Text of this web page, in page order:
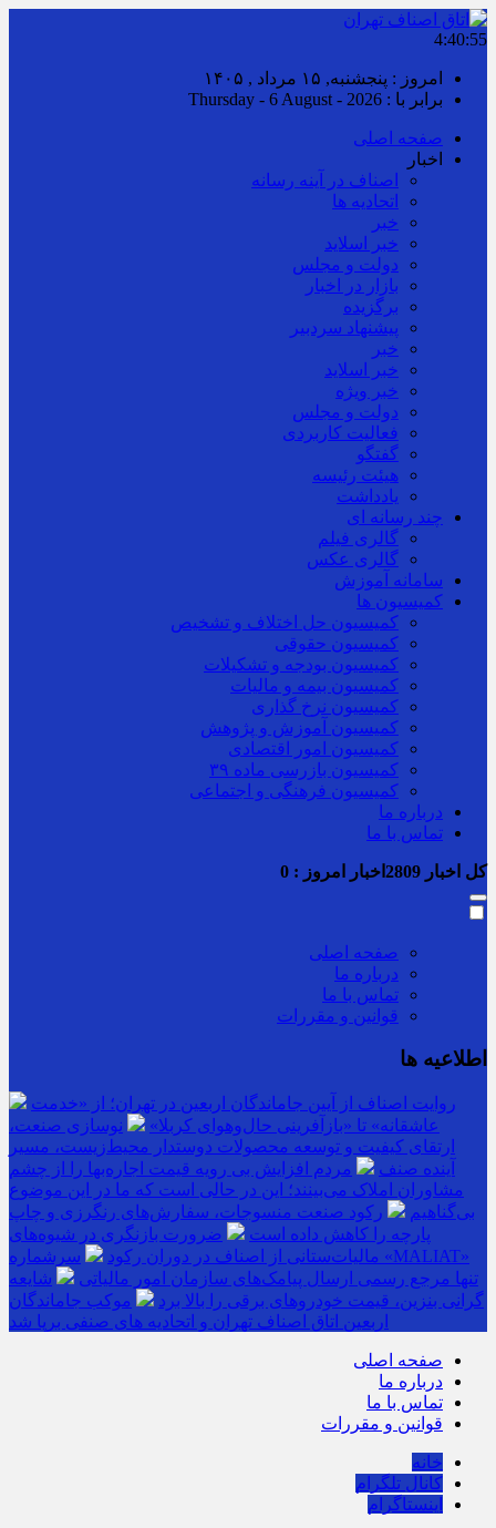
4:40:56
امروز : پنجشنبه, ۱۵ مرداد , ۱۴۰۵
برابر با : Thursday - 6 August - 2026
صفحه اصلی
اخبار
اصناف در آینه رسانه
اتحادیه ها
خبر
خبر اسلايد
دولت و مجلس
بازار در اخبار
برگزیده
پیشنهاد سردبیر
خبر
خبر اسلايد
خبر ویژه
دولت و مجلس
فعالیت کاربردی
گفتگو
هیئت رئیسه
یادداشت
چند رسانه ای
گالری فیلم
گالری عکس
سامانه آموزش
کمیسیون ها
کمیسیون حل اختلاف و تشخیص
کمیسیون حقوقی
کمیسیون بودجه و تشکیلات
کمیسیون بیمه و مالیات
کمیسیون نرخ گذاری
کمیسیون آموزش و پژوهش
کمیسیون امور اقتصادی
کمیسیون بازرسی ماده ۳۹
کمیسیون فرهنگی و اجتماعی
درباره ما
تماس با ما
کل اخبار اخبار امروز : 0
صفحه اصلی
درباره ما
تماس با ما
قوانین و مقررات
اطلاعیه ها
روایت اصناف از آیین جاماندگان اربعین در تهران؛ از «خدمت
عاشقانه» تا «بازآفرینی حال‌وهوای کربلا»
نوسازی صنعت،
ارتقای کیفیت و توسعه محصولات دوستدار محیط‌زیست، مسیر
آینده صنف
مردم افزایش بی رویه قیمت اجاره‌بها را از چشم
مشاوران املاک می‌بینند؛ این در حالی است که ما در این موضوع
بی‌گناهیم
رکود صنعت منسوجات، سفارش‌های رنگرزی و چاپ
پارچه را کاهش داده است
ضرورت بازنگری در شیوه‌های
مالیات‌ستانی از اصناف در دوران رکود
سرشماره «MALIAT»
تنها مرجع رسمی ارسال پیامک‌های سازمان امور مالیاتی
شایعه
گرانی بنزین، قیمت خودروهای برقی را بالا برد
موکب جاماندگان
اربعین اتاق اصناف تهران و اتحادیه های صنفی برپا شد
صفحه اصلی
درباره ما
تماس با ما
قوانین و مقررات
خانه
کانال تلگرام
اینستاگرام